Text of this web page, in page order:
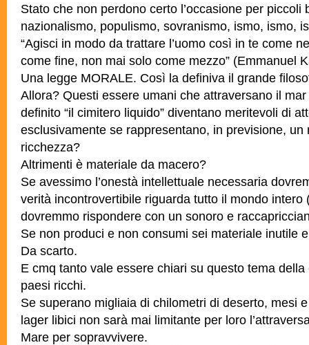
Stato che non perdono certo l’occasione per piccoli
nazionalismo, populismo, sovranismo, ismo,
“Agisci in modo da trattare l’uomo così in te come
come fine, non mai solo come mezzo” (Emmanuel
Una legge MORALE. Così la definiva il grande
Allora? Questi essere umani che attraversano il
definito “il cimitero liquido” diventano meritevoli di
esclusivamente se rappresentano, in previsione, un
ricchezza?
Altrimenti è materiale da macero?
Se avessimo l’onestà intellettuale necessaria
verità incontrovertibile riguarda tutto il mondo intero
dovremmo rispondere con un sonoro e
Se non produci e non consumi sei materiale inutile
Da scarto.
E cmq tanto vale essere chiari su questo tema
paesi ricchi.
Se superano migliaia di chilometri di deserto, mesi
lager libici non sarà mai limitante per loro
Mare per sopravvivere.